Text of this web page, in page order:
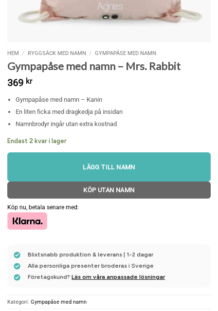
HEM / RYGGSÄCK MED NAMN / GYMPAPÅSE MED NAMN
Gympapåse med namn – Mrs. Rabbit
369 kr
Gympapåse med namn – Kanin
En liten ficka med dragkedja på insidan
Namnbrodyr ingår utan extra kostnad
Endast 2 kvar i lager
LÄGG TILL NAMN
KÖP UTAN NAMN
Köp nu, betala senare med:
Blixtsnabb produktion & leverans | 1-2 dagar
Alla personliga presenter broderas i Sverige
Företagskund?Läs om våra anpassade lösningar
Kategori: Gympapåse med namn